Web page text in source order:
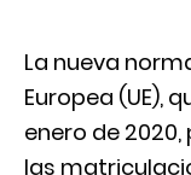
La nueva
Europea (UE),
enero de
las